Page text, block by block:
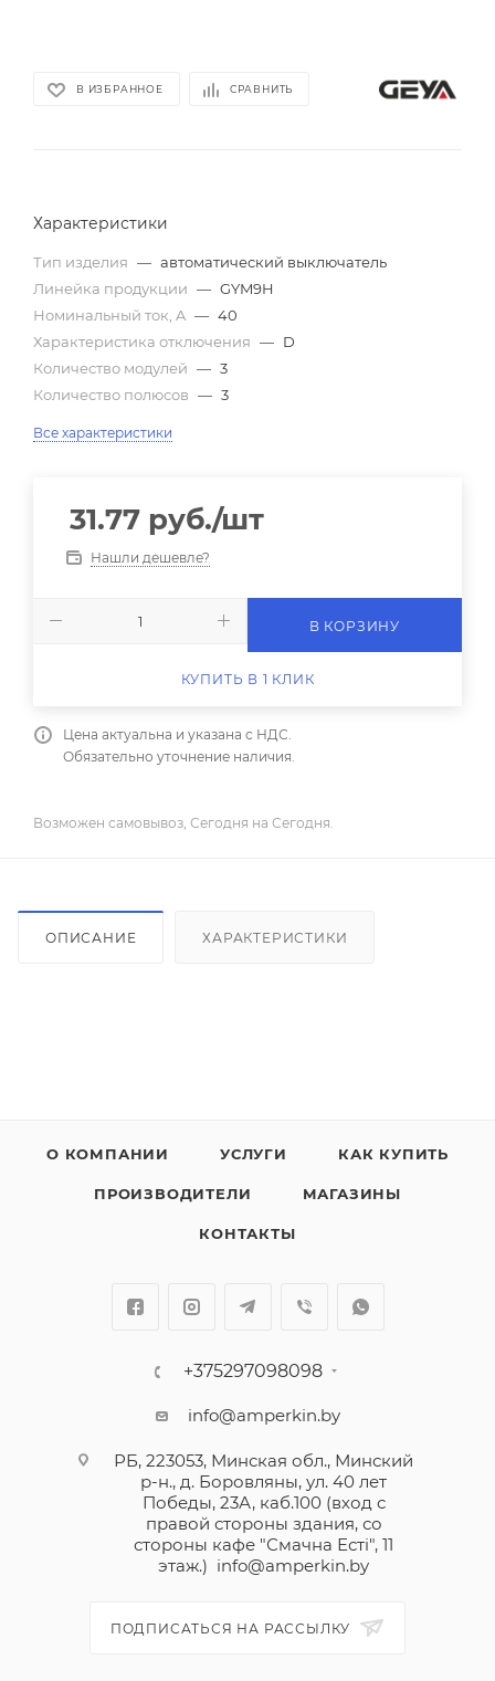
В ИЗБРАННОЕ СРАВНИТЬ
Характеристики
Тип изделия — автоматический выключатель
Линейка продукции — GYM9H
Номинальный ток, A — 40
Характеристика отключения — D
Количество модулей — 3
Количество полюсов — 3
Все характеристики
31.77 руб./шт
Нашли дешевле?
В КОРЗИНУ
КУПИТЬ В 1 КЛИК
Цена актуальна и указана с НДС.
Обязательно уточнение наличия.
Возможен самовывоз, Сегодня на Сегодня.
ОПИСАНИЕ ХАРАКТЕРИСТИКИ
О КОМПАНИИ УСЛУГИ КАК КУПИТЬ
ПРОИЗВОДИТЕЛИ МАГАЗИНЫ
КОНТАКТЫ
+375297098098
info@amperkin.by
РБ, 223053, Минская обл., Минский
р-н., д. Боровляны, ул. 40 лет
Победы, 23А, каб.100 (вход с
правой стороны здания, со
стороны кафе "Смачна Естi", 11
этаж.) info@amperkin.by
ПОДПИСАТЬСЯ НА РАССЫЛКУ